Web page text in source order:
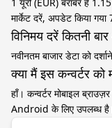
मार्केट दरें, अपडेट किया
विनिमय दरें कितनी
नवीनतम बाजार डेटा को
क्या मैं इस कन्वर्टर
हाँ। कन्वर्टर मोबाइल
Android के लिए उपलब्ध